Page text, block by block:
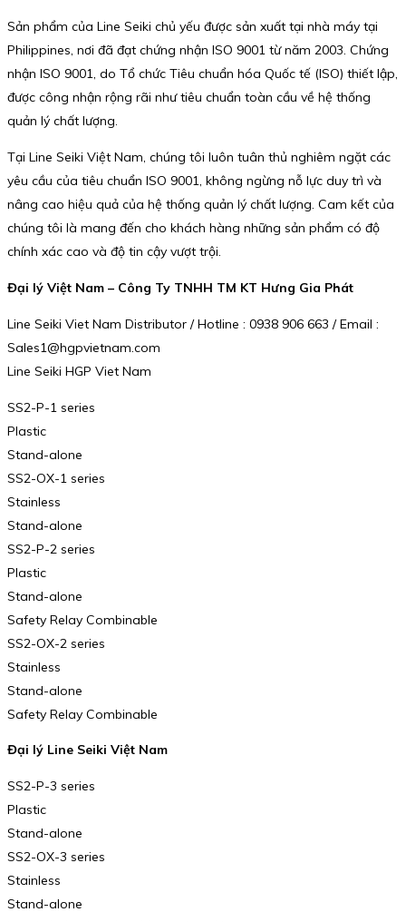
Sản phẩm của Line Seiki chủ yếu được sản xuất tại nhà máy tại
Philippines, nơi đã đạt chứng nhận ISO 9001 từ năm 2003. Chứng
nhận ISO 9001, do Tổ chức Tiêu chuẩn hóa Quốc tế (ISO) thiết lập,
được công nhận rộng rãi như tiêu chuẩn toàn cầu về hệ thống
quản lý chất lượng.
Tại Line Seiki Việt Nam, chúng tôi luôn tuân thủ nghiêm ngặt các
yêu cầu của tiêu chuẩn ISO 9001, không ngừng nỗ lực duy trì và
nâng cao hiệu quả của hệ thống quản lý chất lượng. Cam kết của
chúng tôi là mang đến cho khách hàng những sản phẩm có độ
chính xác cao và độ tin cậy vượt trội.
Đại lý Việt Nam – Công Ty TNHH TM KT Hưng Gia Phát
Line Seiki Viet Nam Distributor / Hotline : 0938 906 663 / Email :
Sales1@hgpvietnam.com
Line Seiki HGP Viet Nam
SS2-P-1 series
Plastic
Stand-alone
SS2-OX-1 series
Stainless
Stand-alone
SS2-P-2 series
Plastic
Stand-alone
Safety Relay Combinable
SS2-OX-2 series
Stainless
Stand-alone
Safety Relay Combinable
Đại lý Line Seiki Việt Nam
SS2-P-3 series
Plastic
Stand-alone
SS2-OX-3 series
Stainless
Stand-alone